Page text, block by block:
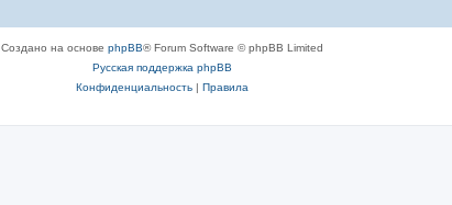
Создано на основе phpBB® Forum Software © phpBB Limited
Русская поддержка phpBB
Конфиденциальность| Правила